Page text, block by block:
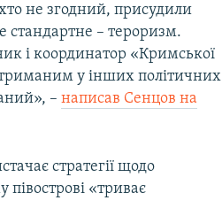
не згодний, присудили
стандартне – тероризм.
і координатор «Кримської
у інших політичних
–написав Сенцов на
стратегії щодо
півострові «триває